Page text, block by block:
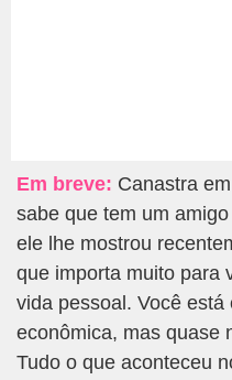
Em breve: Canastra
sabe que tem um
ele lhe mostrou
que importa muito para
vida pessoal. Você
econômica, mas quase
Tudo o que aconteceu